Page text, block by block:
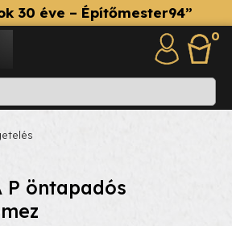
30 éve – Építőmester94”
0
P öntapadós